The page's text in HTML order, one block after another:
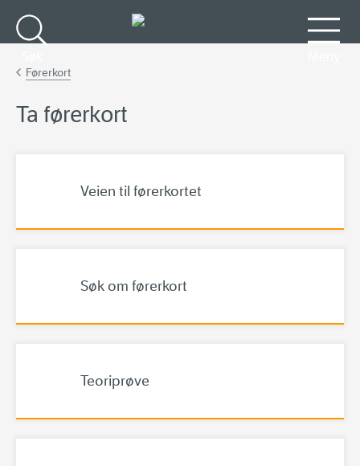
Førerkort
Ta førerkort
Veien til førerkortet
Søk om førerkort
Teoriprøve